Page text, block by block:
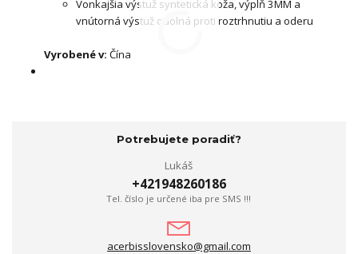
Vonkajšia výstuž syntetická koža, výplň 3MM a
vnútorná výstuž odolná proti roztrhnutiu a oderu
Vyrobené v: Čína
Potrebujete poradiť?
Lukáš
+421948260186
Tel. číslo je určené iba pre SMS !!!
acerbisslovensko@gmail.com